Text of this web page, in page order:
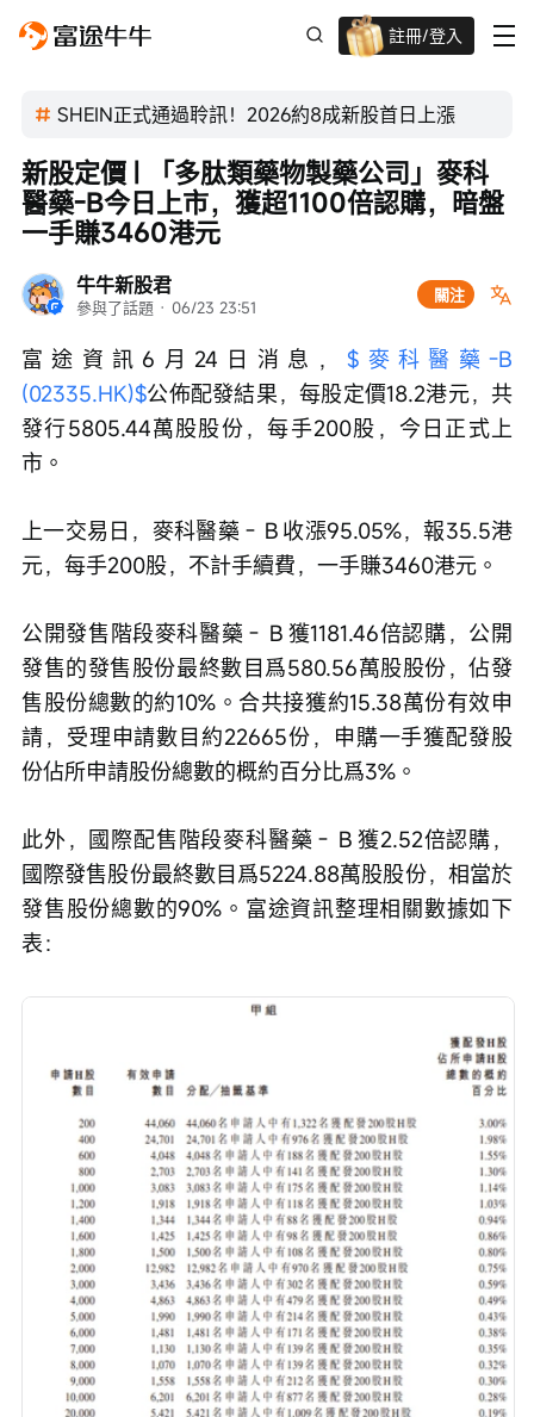
註冊/登入
SHEIN正式通過聆訊！2026約8成新股首日上漲
牛牛新股君
參與了話題 · 06/23 23:51
關注
新股定價 | 「多肽類藥物製藥公司」麥科
醫藥-B今日上市，獲超1100倍認購，暗盤
一手賺3460港元
富途資訊6月24日消息，$麥科醫藥-B
(02335.HK)$公佈配發結果，每股定價18.2港元，共
發行5805.44萬股股份，每手200股，今日正式上
市。
上一交易日，麥科醫藥－Ｂ收漲95.05%，報35.5港
元，每手200股，不計手續費，一手賺3460港元。
公開發售階段麥科醫藥－Ｂ獲1181.46倍認購，公開
發售的發售股份最終數目爲580.56萬股股份，佔發
售股份總數的約10%。合共接獲約15.38萬份有效申
請，受理申請數目約22665份，申購一手獲配發股
份佔所申請股份總數的概約百分比爲3%。
此外，國際配售階段麥科醫藥－Ｂ獲2.52倍認購，
國際發售股份最終數目爲5224.88萬股股份，相當於
發售股份總數的90%。富途資訊整理相關數據如下
表：